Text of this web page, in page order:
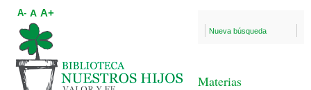
Nueva búsqueda
Materias
A- A A+